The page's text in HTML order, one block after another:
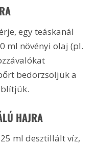
egy teáskanál
ml növényi olaj (pl.
bedörzsöljük a
HAJRA
ml desztillált víz,